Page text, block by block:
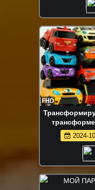
FHD
Челлендж.
2024-